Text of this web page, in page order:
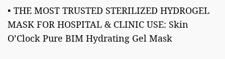
• THE MOST TRUSTED STERILIZED HYDROGEL
MASK FOR HOSPITAL & CLINIC USE: Skin
O’Clock Pure BIM Hydrating Gel Mask